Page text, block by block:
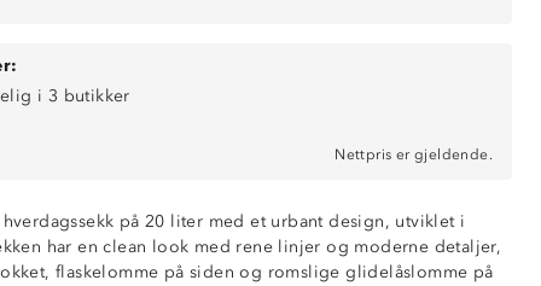
i 3 butikker
Nettpris er gjeldende.
på 20 liter med et urbant design, utviklet i
har en clean look med rene linjer og moderne detaljer,
flaskelomme på siden og romslige glidelåslomme på